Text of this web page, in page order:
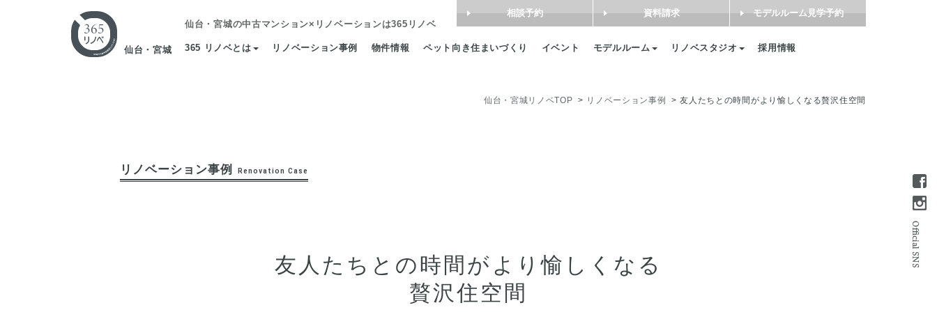
仙台・宮城
仙台・宮城の中古マンション×リノベーションは365リノベ
365 リノベとは リノベーション事例 物件情報 ペット向き住まいづくり イベント モデルルーム リノベスタジオ 採用情報
相談予約 資料請求 モデルルーム見学予約
仙台・宮城リノベTOP リノベーション事例 友人たちとの時間がより愉しくなる贅沢住空間
リノベーション事例 Renovation Case
友人たちとの時間がより愉しくなる
贅沢住空間